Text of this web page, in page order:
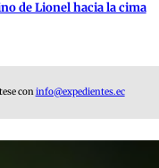
de Lionel hacia la cima
coninfo@expedientes.ec